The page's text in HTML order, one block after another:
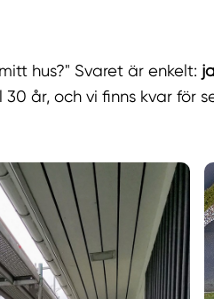
hus?" Svaret är enkelt:
år, och vi finns kvar för